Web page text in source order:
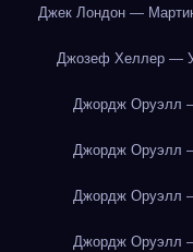
Джек Лондон —
Джозеф Хеллер —
Джордж Оруэлл
Джордж Оруэлл
Джордж Оруэлл
Джордж Оруэлл